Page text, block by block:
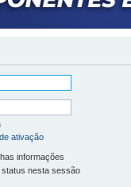
ativação
informações
nesta sessão